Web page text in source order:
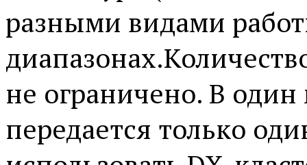
разными видами
не ограничено. В
передается только